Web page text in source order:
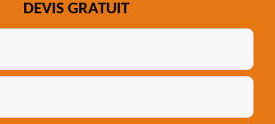
DEVIS GRATUIT